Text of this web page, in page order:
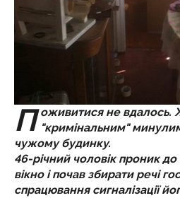
П оживитися не вдалось.
"кримінальним"
чужому будинку.
46-річний чоловік проник
вікно і почав збирати речі
спрацювання сигналізації